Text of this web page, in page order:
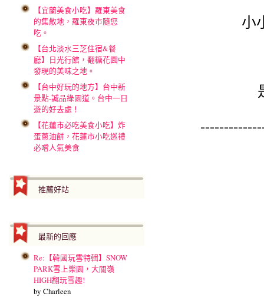
【宜蘭美食小吃】羅東美食
的集散地，羅東夜市隨您
吃。
【台北淡水三芝住宿&餐
廳】日光行館，翻糖花園中
發現的美味之地。
【台中好玩的地方】台中新
景點-誠品綠園道。台中一日
遊的好去處！
【花蓮市必吃美食小吃】炸
蛋蔥油餅，花蓮市小吃巡禮
必嚐人氣美食
推薦好站
最新的回應
Re:【韓國玩雪特輯】SNOW
PARK雪上樂園，大關嶺
HIGH翻玩雪趣!
by Charleen
小